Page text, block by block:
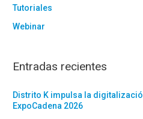
Tutoriales
Webinar
Entradas recientes
Distrito K impulsa la
ExpoCadena 2026